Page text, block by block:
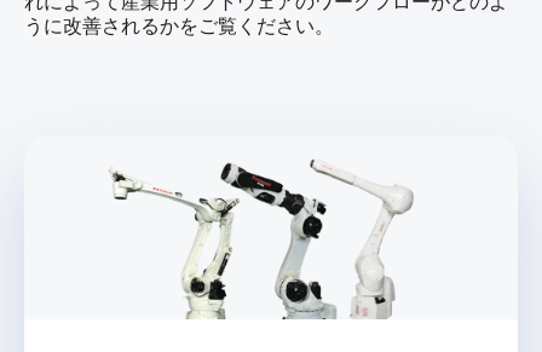
うに改善されるかをご覧ください。